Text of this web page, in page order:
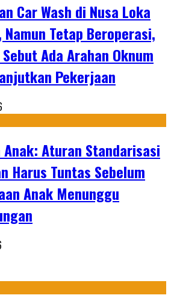
Car Wash di Nusa Loka
Namun Tetap Beroperasi,
Ada Arahan Oknum
Pekerjaan
Aturan Standarisasi
Harus Tuntas Sebelum
Anak Menunggu